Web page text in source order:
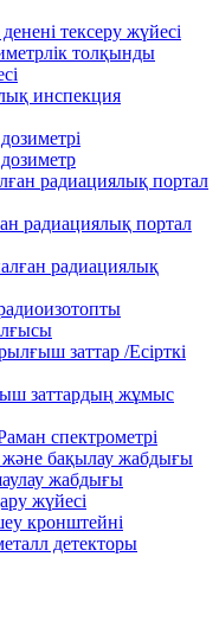
тексеру жүйесі
толқынды
инспекция
радиациялық портал
радиациялық портал
радиациялық
заттар /Есірткі
заттардың жұмыс
спектрометрі
бақылау жабдығы
жабдығы
жүйесі
кронштейні
детекторы